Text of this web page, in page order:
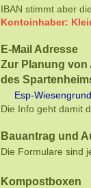
IBAN stimmt aber
Kontoinhaber:
E-Mail Adresse
Zur Planung von
des
Esp-
Die Info geht damit
Bauantrag und
Die Formulare sind
Kompostboxen